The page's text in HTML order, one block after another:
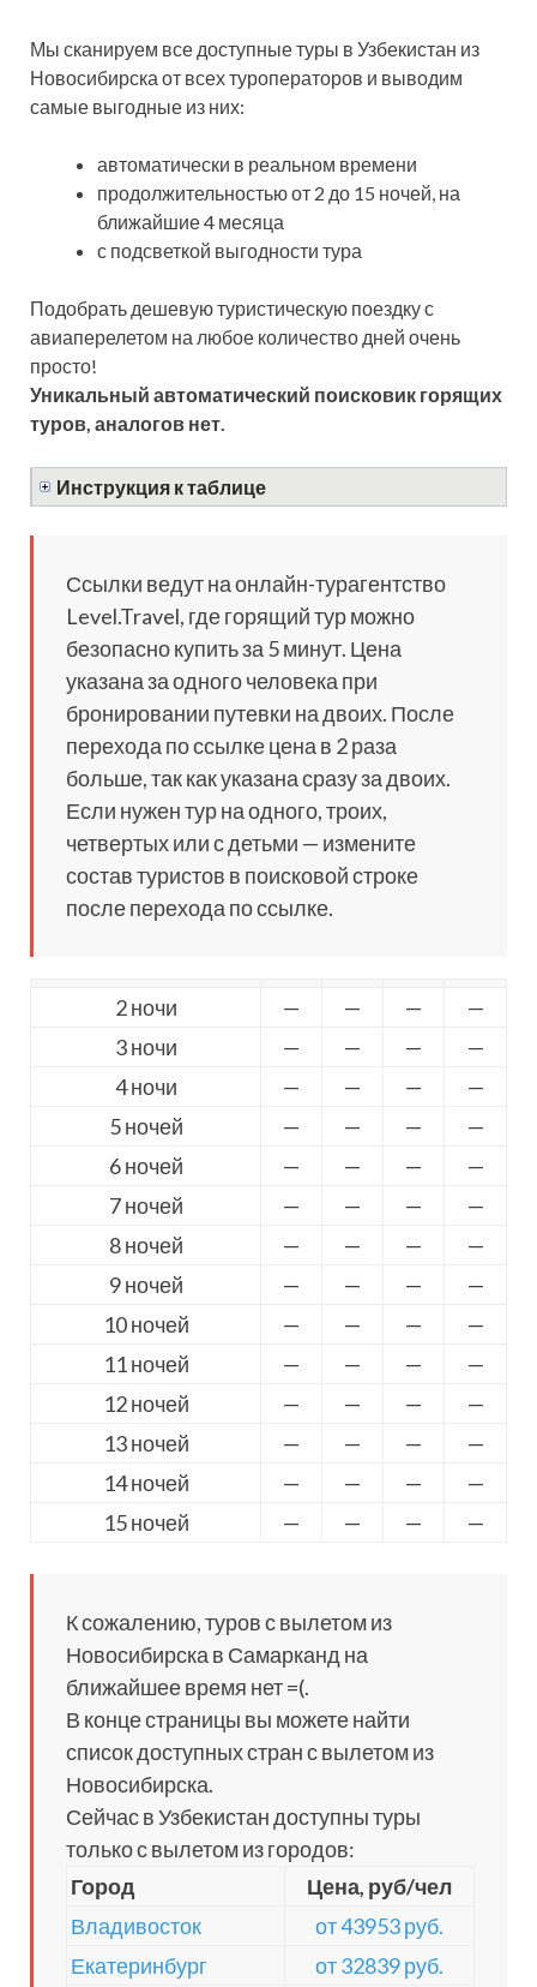
Мы сканируем все доступные туры в Узбекистан из
Новосибирска от всех туроператоров и выводим
самые выгодные из них:
автоматически в реальном времени
продолжительностью от 2 до 15 ночей, на
ближайшие 4 месяца
с подсветкой выгодности тура
Подобрать дешевую туристическую поездку с
авиаперелетом на любое количество дней очень
просто!
Уникальный автоматический поисковик горящих
туров, аналогов нет.
Инструкция к таблице
Ссылки ведут на онлайн-турагентство
Level.Travel, где горящий тур можно
безопасно купить за 5 минут. Цена
указана за одного человека при
бронировании путевки на двоих. После
перехода по ссылке цена в 2 раза
больше, так как указана сразу за двоих.
Если нужен тур на одного, троих,
четвертых или с детьми — измените
состав туристов в поисковой строке
после перехода по ссылке.
2 ночи — — —
—
3 ночи
— — —
—
4 ночи
— — —
—
5 ночей
— — —
—
6 ночей
— — —
—
7 ночей
— — —
—
8 ночей
— — —
—
9 ночей
— — —
—
10 ночей
— — —
—
11 ночей
— — —
—
12 ночей
— — —
—
13 ночей
— — —
—
14 ночей
— — —
—
15 ночей
— — — —
К сожалению, туров с вылетом из
Новосибирска в Самарканд на
ближайшее время нет =(.
В конце страницы вы можете найти
список доступных стран с вылетом из
Новосибирска.
Сейчас в Узбекистан доступны туры
только с вылетом из городов:
Город
Цена, руб/чел
Владивосток
от 43953 руб.
Екатеринбург
от 32839 руб.